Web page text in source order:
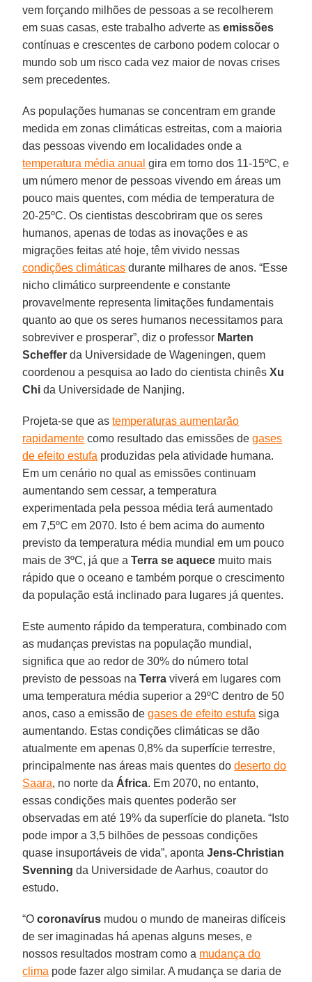
vem forçando milhões de pessoas a se recolherem
em suas casas, este trabalho adverte asemissões
contínuas e crescentes de carbono podem colocar o
mundo sob um risco cada vez maior de novas crises
sem precedentes.
As populações humanas se concentram em grande
medida em zonas climáticas estreitas, com a maioria
das pessoas vivendo em localidades onde a
temperatura média anual gira em torno dos 11-15ºC, e
um número menor de pessoas vivendo em áreas um
pouco mais quentes, com média de temperatura de
20-25ºC. Os cientistas descobriram que os seres
humanos, apenas de todas as inovações e as
migrações feitas até hoje, têm vivido nessas
condições climáticas durante milhares de anos. “Esse
nicho climático surpreendente e constante
provavelmente representa limitações fundamentais
quanto ao que os seres humanos necessitamos para
sobreviver e prosperar”, diz o professor Marten
Scheffer da Universidade de Wageningen, quem
coordenou a pesquisa ao lado do cientista chinêsXu
Chi da Universidade de Nanjing.
Projeta-se que astemperaturas aumentarão
rapidamente como resultado das emissões degases
de efeito estufa produzidas pela atividade humana.
Em um cenário no qual as emissões continuam
aumentando sem cessar, a temperatura
experimentada pela pessoa média terá aumentado
em 7,5ºC em 2070. Isto é bem acima do aumento
previsto da temperatura média mundial em um pouco
mais de 3ºC, já que aTerra se aquece muito mais
rápido que o oceano e também porque o crescimento
da população está inclinado para lugares já quentes.
Este aumento rápido da temperatura, combinado com
as mudanças previstas na população mundial,
significa que ao redor de 30% do número total
previsto de pessoas naTerra viverá em lugares com
uma temperatura média superior a 29ºC dentro de 50
anos, caso a emissão degases de efeito estufa siga
aumentando. Estas condições climáticas se dão
atualmente em apenas 0,8% da superfície terrestre,
principalmente nas áreas mais quentes dodeserto do
Saara, no norte daÁfrica. Em 2070, no entanto,
essas condições mais quentes poderão ser
observadas em até 19% da superfície do planeta. “Isto
pode impor a 3,5 bilhões de pessoas condições
quase insuportáveis de vida”, apontaJens-Christian
Svenning da Universidade de Aarhus, coautor do
estudo.
“Ocoronavírus mudou o mundo de maneiras difíceis
de ser imaginadas há apenas alguns meses, e
nossos resultados mostram como a mudança do
clima pode fazer algo similar. A mudança se daria de